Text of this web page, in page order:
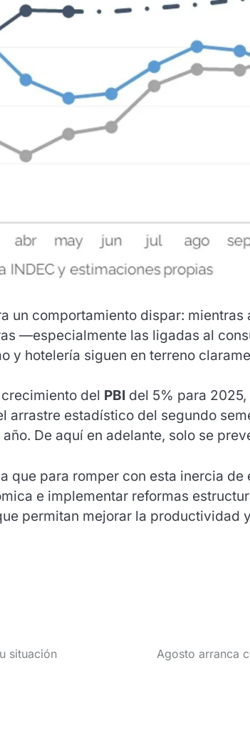
un comportamiento dispar:
—especialmente las ligadas al
y hotelería siguen en terreno
del PBI del 5% para
arrastre estadístico del segundo
De aquí en adelante, solo se
que para romper con esta inercia
e implementar reformas
permitan mejorar la productividad
situación
Agosto arranca